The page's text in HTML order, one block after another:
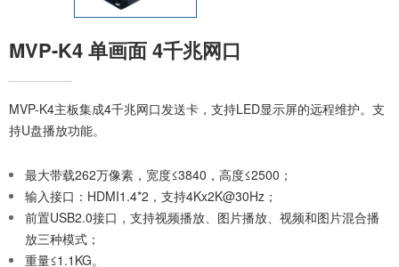
MVP-K4 单画面 4千兆网口
MVP-K4主板集成4千兆网口发送卡，支持LED显示屏的远程维护。支
持U盘播放功能。
最大带载262万像素，宽度≤3840，高度≤2500；
输入接口：HDMI1.4*2，支持4Kx2K@30Hz；
前置USB2.0接口，支持视频播放、图片播放、视频和图片混合播
放三种模式；
重量≤1.1KG。